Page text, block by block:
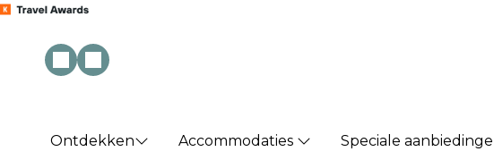
Ontdekken Accommodaties Speciale